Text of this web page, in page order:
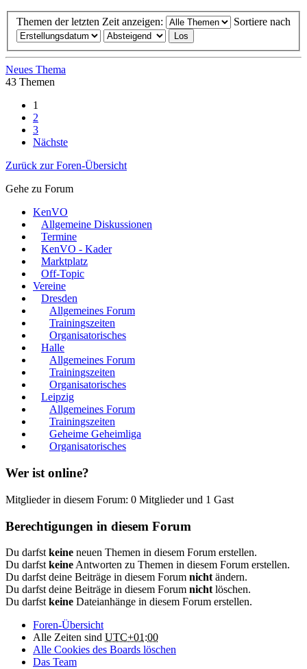
Themen der letzten Zeit anzeigen: Sortiere nach
Neues Thema
43 Themen
1
2
3
Nächste
Zurück zur Foren-Übersicht
Gehe zu Forum
KenVO
Allgemeine Diskussionen
Termine
KenVO - Kader
Marktplatz
Off-Topic
Vereine
Dresden
Allgemeines Forum
Trainingszeiten
Organisatorisches
Halle
Allgemeines Forum
Trainingszeiten
Organisatorisches
Leipzig
Allgemeines Forum
Trainingszeiten
Geheime Geheimliga
Organisatorisches
Wer ist online?
Mitglieder in diesem Forum: 0 Mitglieder und 1 Gast
Berechtigungen in diesem Forum
Du darfst keine neuen Themen in diesem Forum erstellen.
Du darfst keine Antworten zu Themen in diesem Forum erstellen.
Du darfst deine Beiträge in diesem Forum nicht ändern.
Du darfst deine Beiträge in diesem Forum nicht löschen.
Du darfst keine Dateianhänge in diesem Forum erstellen.
Foren-Übersicht
Alle Zeiten sind UTC+01:00
Alle Cookies des Boards löschen
Das Team